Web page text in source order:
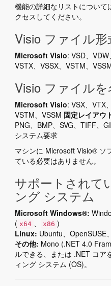
機能の詳細なリストについて
クセスしてください。
Visio ファイル形
Microsoft Visio: VSD、VDW
VSTX、VSSX、VSTM、
Visio ファイル
Microsoft Visio: VSX、VTX
VSTM、VSSM 固定レイアウ
PNG、BMP、SVG、TIFF、
システム要求
マシンに Microsoft Visio® ソ
ている必要はありません。
サポートされて
ング システム
Microsoft Windows®:
( x64 、 x86 )
Linux: Ubuntu、OpenSUSE
その他: Mono (.NET 4.0
ルできる、または .NET コア
ィング システム (OS)。